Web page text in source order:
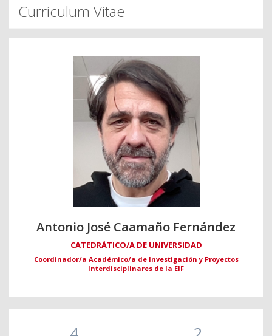
Curriculum Vitae
Antonio José Caamaño Fernández
CATEDRÁTICO/A DE UNIVERSIDAD
Coordinador/a Académico/a de Investigación y Proyectos
Interdisciplinares de la EIF